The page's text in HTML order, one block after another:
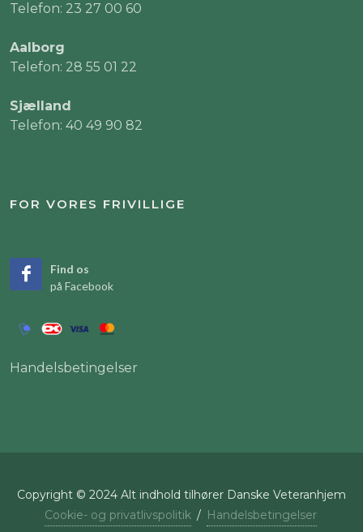
Telefon: 23 27 00 60
Aalborg
Telefon: 28 55 01 22
Sjælland
Telefon: 40 49 90 82
FOR VORES FRIVILLIGE
Find os
på Facebook
Handelsbetingelser
Copyright © 2024 Alt indhold tilhører Danske Veteranhjem
Cookie- og privatlivspolitik / Handelsbetingelser